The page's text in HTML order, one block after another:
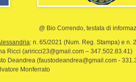
@ Bio Correndo, testata di
: n. 65/2021 (Num. Reg. Stampa) e n.
Ricci (ariricci23@gmail.com – 347.502.83.41)
Deandrea (faustodeandrea@gmail.com -
Monferrato